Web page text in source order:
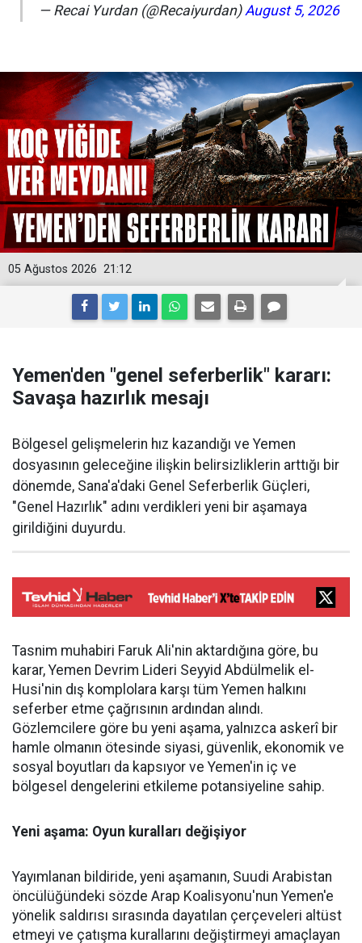
— Recai Yurdan (@Recaiyurdan) August 5, 2026
21:12
05 Ağustos 2026
Yemen'den "genel seferberlik" kararı:
Savaşa hazırlık mesajı
Bölgesel gelişmelerin hız kazandığı ve Yemen
dosyasının geleceğine ilişkin belirsizliklerin arttığı bir
dönemde, Sana'a'daki Genel Seferberlik Güçleri,
"Genel Hazırlık" adını verdikleri yeni bir aşamaya
girildiğini duyurdu.
Tasnim muhabiri Faruk Ali'nin aktardığına göre, bu
karar, Yemen Devrim Lideri Seyyid Abdülmelik el-
Husi'nin dış komplolara karşı tüm Yemen halkını
seferber etme çağrısının ardından alındı.
Gözlemcilere göre bu yeni aşama, yalnızca askerî bir
hamle olmanın ötesinde siyasi, güvenlik, ekonomik ve
sosyal boyutları da kapsıyor ve Yemen'in iç ve
bölgesel dengelerini etkileme potansiyeline sahip.
Yeni aşama: Oyun kuralları değişiyor
Yayımlanan bildiride, yeni aşamanın, Suudi Arabistan
öncülüğündeki sözde Arap Koalisyonu'nun Yemen'e
yönelik saldırısı sırasında dayatılan çerçeveleri altüst
etmeyi ve çatışma kurallarını değiştirmeyi amaçlayan